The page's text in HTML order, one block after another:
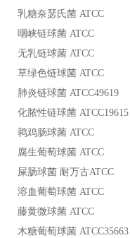
乳糖奈瑟氏菌 ATCC
咽峡链球菌 ATCC
无乳链球菌 ATCC
草绿色链球菌 ATCC
肺炎链球菌 ATCC49619
化脓性链球菌 ATCC19615
鹑鸡肠球菌 ATCC
腐生葡萄球菌 ATCC
屎肠球菌 耐万古ATCC
溶血葡萄球菌 ATCC
藤黄微球菌 ATCC
木糖葡萄球菌 ATCC35663